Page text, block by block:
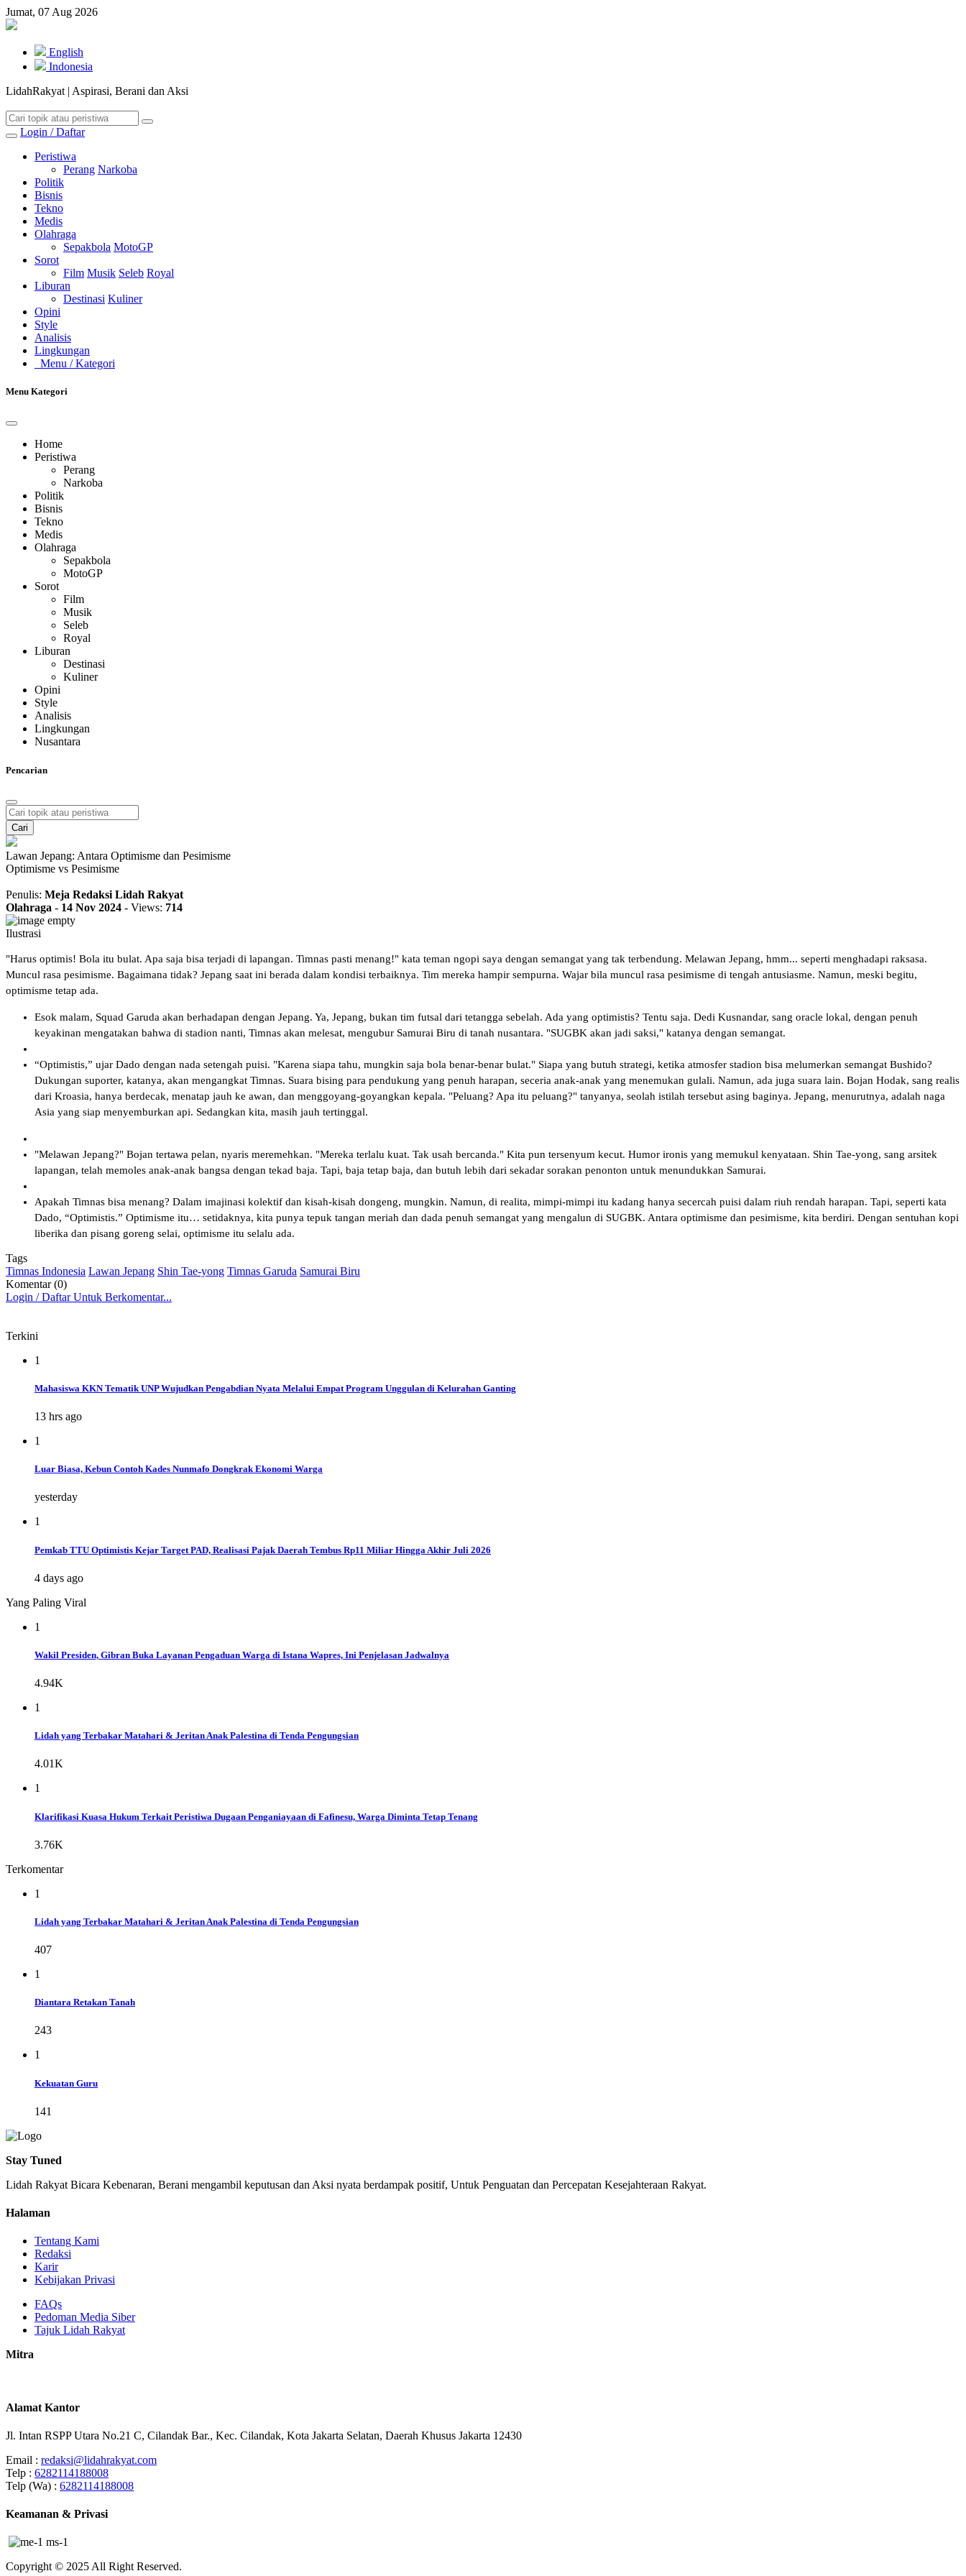
Jumat, 07 Aug 2026
English
Indonesia
LidahRakyat | Aspirasi, Berani dan Aksi
Login / Daftar
Peristiwa
Perang Narkoba
Politik
Bisnis
Tekno
Medis
Olahraga
Sepakbola MotoGP
Sorot
Film Musik Seleb Royal
Liburan
Destinasi Kuliner
Opini
Style
Analisis
Lingkungan
Menu / Kategori
Menu Kategori
Home
Peristiwa
Perang
Narkoba
Politik
Bisnis
Tekno
Medis
Olahraga
Sepakbola
MotoGP
Sorot
Film
Musik
Seleb
Royal
Liburan
Destinasi
Kuliner
Opini
Style
Analisis
Lingkungan
Nusantara
Pencarian
Cari
Lawan Jepang: Antara Optimisme dan Pesimisme
Optimisme vs Pesimisme
Penulis: Meja Redaksi Lidah Rakyat
Olahraga - 14 Nov 2024 - Views: 714
Ilustrasi
"Harus optimis! Bola itu bulat. Apa saja bisa terjadi di lapangan. Timnas pasti menang!" kata teman ngopi saya dengan semangat yang tak terbendung. Melawan Jepang, hmm... seperti menghadapi raksasa.
Muncul rasa pesimisme. Bagaimana tidak? Jepang saat ini berada dalam kondisi terbaiknya. Tim mereka hampir sempurna. Wajar bila muncul rasa pesimisme di tengah antusiasme. Namun, meski begitu,
optimisme tetap ada.
Esok malam, Squad Garuda akan berhadapan dengan Jepang. Ya, Jepang, bukan tim futsal dari tetangga sebelah. Ada yang optimistis? Tentu saja. Dedi Kusnandar, sang oracle lokal, dengan penuh
keyakinan mengatakan bahwa di stadion nanti, Timnas akan melesat, mengubur Samurai Biru di tanah nusantara. "SUGBK akan jadi saksi," katanya dengan semangat.
“Optimistis,” ujar Dado dengan nada setengah puisi. "Karena siapa tahu, mungkin saja bola benar-benar bulat." Siapa yang butuh strategi, ketika atmosfer stadion bisa melumerkan semangat Bushido?
Dukungan suporter, katanya, akan mengangkat Timnas. Suara bising para pendukung yang penuh harapan, seceria anak-anak yang menemukan gulali. Namun, ada juga suara lain. Bojan Hodak, sang realis
dari Kroasia, hanya berdecak, menatap jauh ke awan, dan menggoyang-goyangkan kepala. "Peluang? Apa itu peluang?" tanyanya, seolah istilah tersebut asing baginya. Jepang, menurutnya, adalah naga
Asia yang siap menyemburkan api. Sedangkan kita, masih jauh tertinggal.
"Melawan Jepang?" Bojan tertawa pelan, nyaris meremehkan. "Mereka terlalu kuat. Tak usah bercanda." Kita pun tersenyum kecut. Humor ironis yang memukul kenyataan. Shin Tae-yong, sang arsitek
lapangan, telah memoles anak-anak bangsa dengan tekad baja. Tapi, baja tetap baja, dan butuh lebih dari sekadar sorakan penonton untuk menundukkan Samurai.
Apakah Timnas bisa menang? Dalam imajinasi kolektif dan kisah-kisah dongeng, mungkin. Namun, di realita, mimpi-mimpi itu kadang hanya secercah puisi dalam riuh rendah harapan. Tapi, seperti kata
Dado, “Optimistis.” Optimisme itu… setidaknya, kita punya tepuk tangan meriah dan dada penuh semangat yang mengalun di SUGBK. Antara optimisme dan pesimisme, kita berdiri. Dengan sentuhan kopi
liberika dan pisang goreng selai, optimisme itu selalu ada.
Tags
Timnas Indonesia Lawan Jepang Shin Tae-yong Timnas Garuda Samurai Biru
Komentar (0)
Login / Daftar Untuk Berkomentar...
Terkini
1
Mahasiswa KKN Tematik UNP Wujudkan Pengabdian Nyata Melalui Empat Program Unggulan di Kelurahan Ganting
13 hrs ago
1
Luar Biasa, Kebun Contoh Kades Nunmafo Dongkrak Ekonomi Warga
yesterday
1
Pemkab TTU Optimistis Kejar Target PAD, Realisasi Pajak Daerah Tembus Rp11 Miliar Hingga Akhir Juli 2026
4 days ago
Yang Paling Viral
1
Wakil Presiden, Gibran Buka Layanan Pengaduan Warga di Istana Wapres, Ini Penjelasan Jadwalnya
4.94K
1
Lidah yang Terbakar Matahari & Jeritan Anak Palestina di Tenda Pengungsian
4.01K
1
Klarifikasi Kuasa Hukum Terkait Peristiwa Dugaan Penganiayaan di Fafinesu, Warga Diminta Tetap Tenang
3.76K
Terkomentar
1
Lidah yang Terbakar Matahari & Jeritan Anak Palestina di Tenda Pengungsian
407
1
Diantara Retakan Tanah
243
1
Kekuatan Guru
141
Stay Tuned
Lidah Rakyat Bicara Kebenaran, Berani mengambil keputusan dan Aksi nyata berdampak positif, Untuk Penguatan dan Percepatan Kesejahteraan Rakyat.
Halaman
Tentang Kami
Redaksi
Karir
Kebijakan Privasi
FAQs
Pedoman Media Siber
Tajuk Lidah Rakyat
Mitra
Alamat Kantor
Jl. Intan RSPP Utara No.21 C, Cilandak Bar., Kec. Cilandak, Kota Jakarta Selatan, Daerah Khusus Jakarta 12430
Email : redaksi@lidahrakyat.com
Telp : 6282114188008
Telp (Wa) : 6282114188008
Keamanan & Privasi
Copyright © 2025 All Right Reserved.